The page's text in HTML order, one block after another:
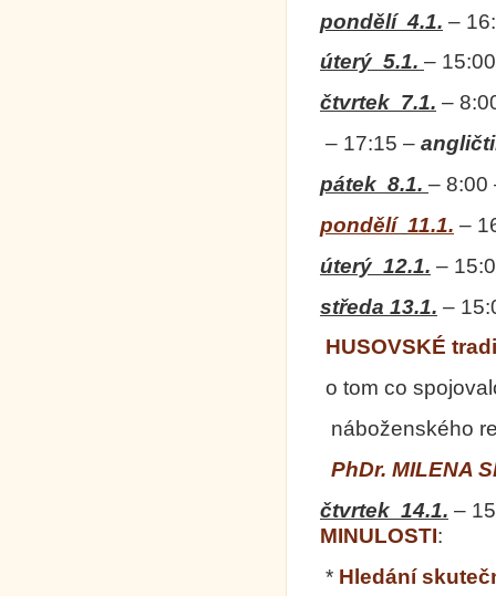
pondělí 4.1. –
úterý 5.1. – 15:00
čtvrtek 7.1. –
– 17:15 –
pátek 8.1. – 8:00
pondělí 11.1. –
úterý 12.1. –
středa 13.1. –
HUSOVSKÉ
o tom co
náboženského
PhDr. MILENA
čtvrtek 14.1. –
MINULOSTI:
* Hledání